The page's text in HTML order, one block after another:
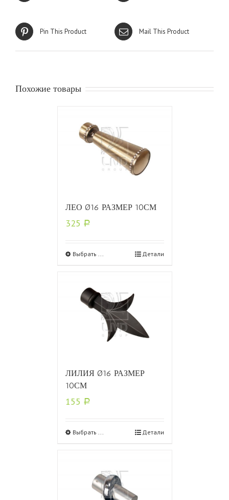
Pin This Product Mail This Product
Похожие товары
ЛЕО Ø16 РАЗМЕР 10СМ
325 Р
Выбрать ... Детали
ЛИЛИЯ Ø16 РАЗМЕР
10СМ
155 Р
Выбрать ... Детали